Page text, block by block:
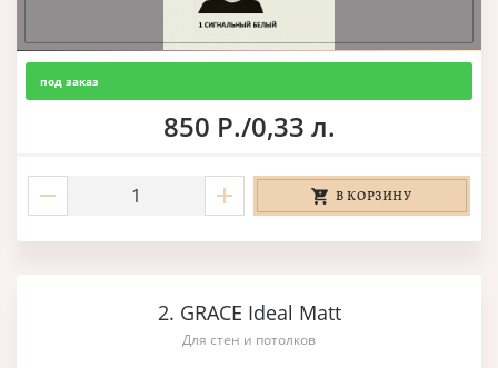
под заказ
850 Р./0,33 л.
В КОРЗИНУ
2. GRACE Ideal Matt
Для стен и потолков